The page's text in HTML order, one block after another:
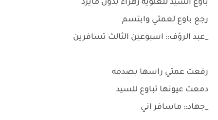
باوع السيد للعلويه زهراء بدون مايرد
رجع باوع لعمتي وابتسم
_عبد الرؤف:: اسبوعين الثالث تسافرين
رفعت عمتي راسها بصدمه
دمعت عيونها تباوع للسيد
_جهاد:: ماسافر اني